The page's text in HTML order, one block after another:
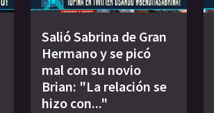
Salió Sabrina de Gran
Hermano y se picó
mal con su novio
Brian: "La relación se
hizo con..."